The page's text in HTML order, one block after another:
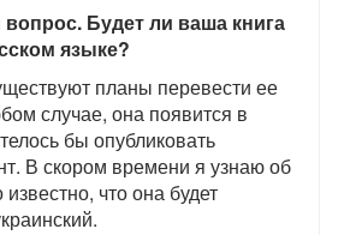
Будет ли ваша книга
языке?
планы перевести ее
случае, она появится в
бы опубликовать
В скором времени я узнаю об
что она будет